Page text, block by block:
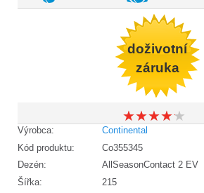
doživotní
záruka
★★★★★
★★★★★
Výrobca:
Continental
Kód produktu:
Co355345
Dezén:
AllSeasonContact 2 EV
Šířka:
215